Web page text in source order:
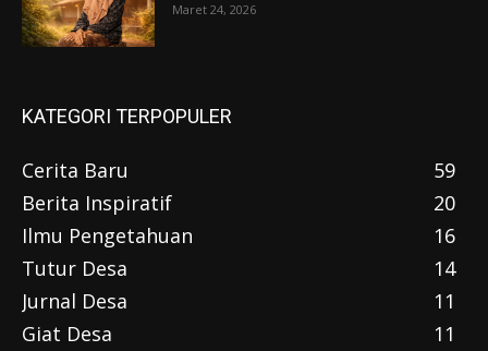
Maret 24, 2026
KATEGORI TERPOPULER
Cerita Baru
59
Berita Inspiratif
20
Ilmu Pengetahuan
16
Tutur Desa
14
Jurnal Desa
11
Giat Desa
11